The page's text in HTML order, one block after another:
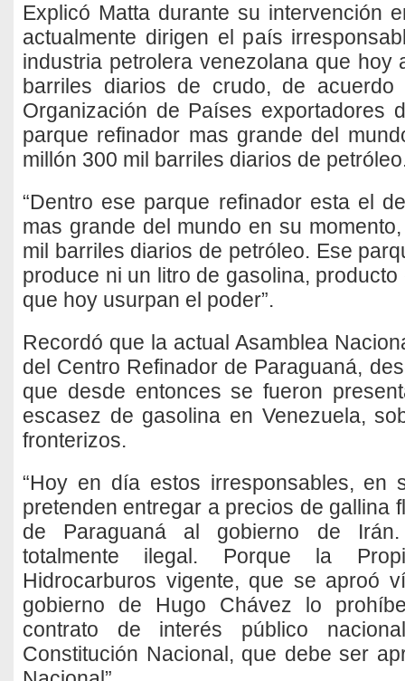
Explicó Matta durante su intervención
actualmente dirigen el país
industria petrolera venezolana que hoy
barriles diarios de crudo, de
Organización de Países exportadores
parque refinador mas grande del
millón 300 mil barriles diarios de
“Dentro ese parque refinador esta el
mas grande del mundo en su
mil barriles diarios de petróleo. Ese
produce ni un litro de gasolina,
que hoy usurpan el poder”.
Recordó que la actual Asamblea
del Centro Refinador de Paraguaná,
que desde entonces se fueron
escasez de gasolina en Venezuela,
fronterizos.
“Hoy en día estos irresponsables, en
pretenden entregar a precios de gallina
de Paraguaná al gobierno de
totalmente ilegal. Porque la
Hidrocarburos vigente, que se aproó
gobierno de Hugo Chávez lo
contrato de interés público
Constitución Nacional, que debe ser